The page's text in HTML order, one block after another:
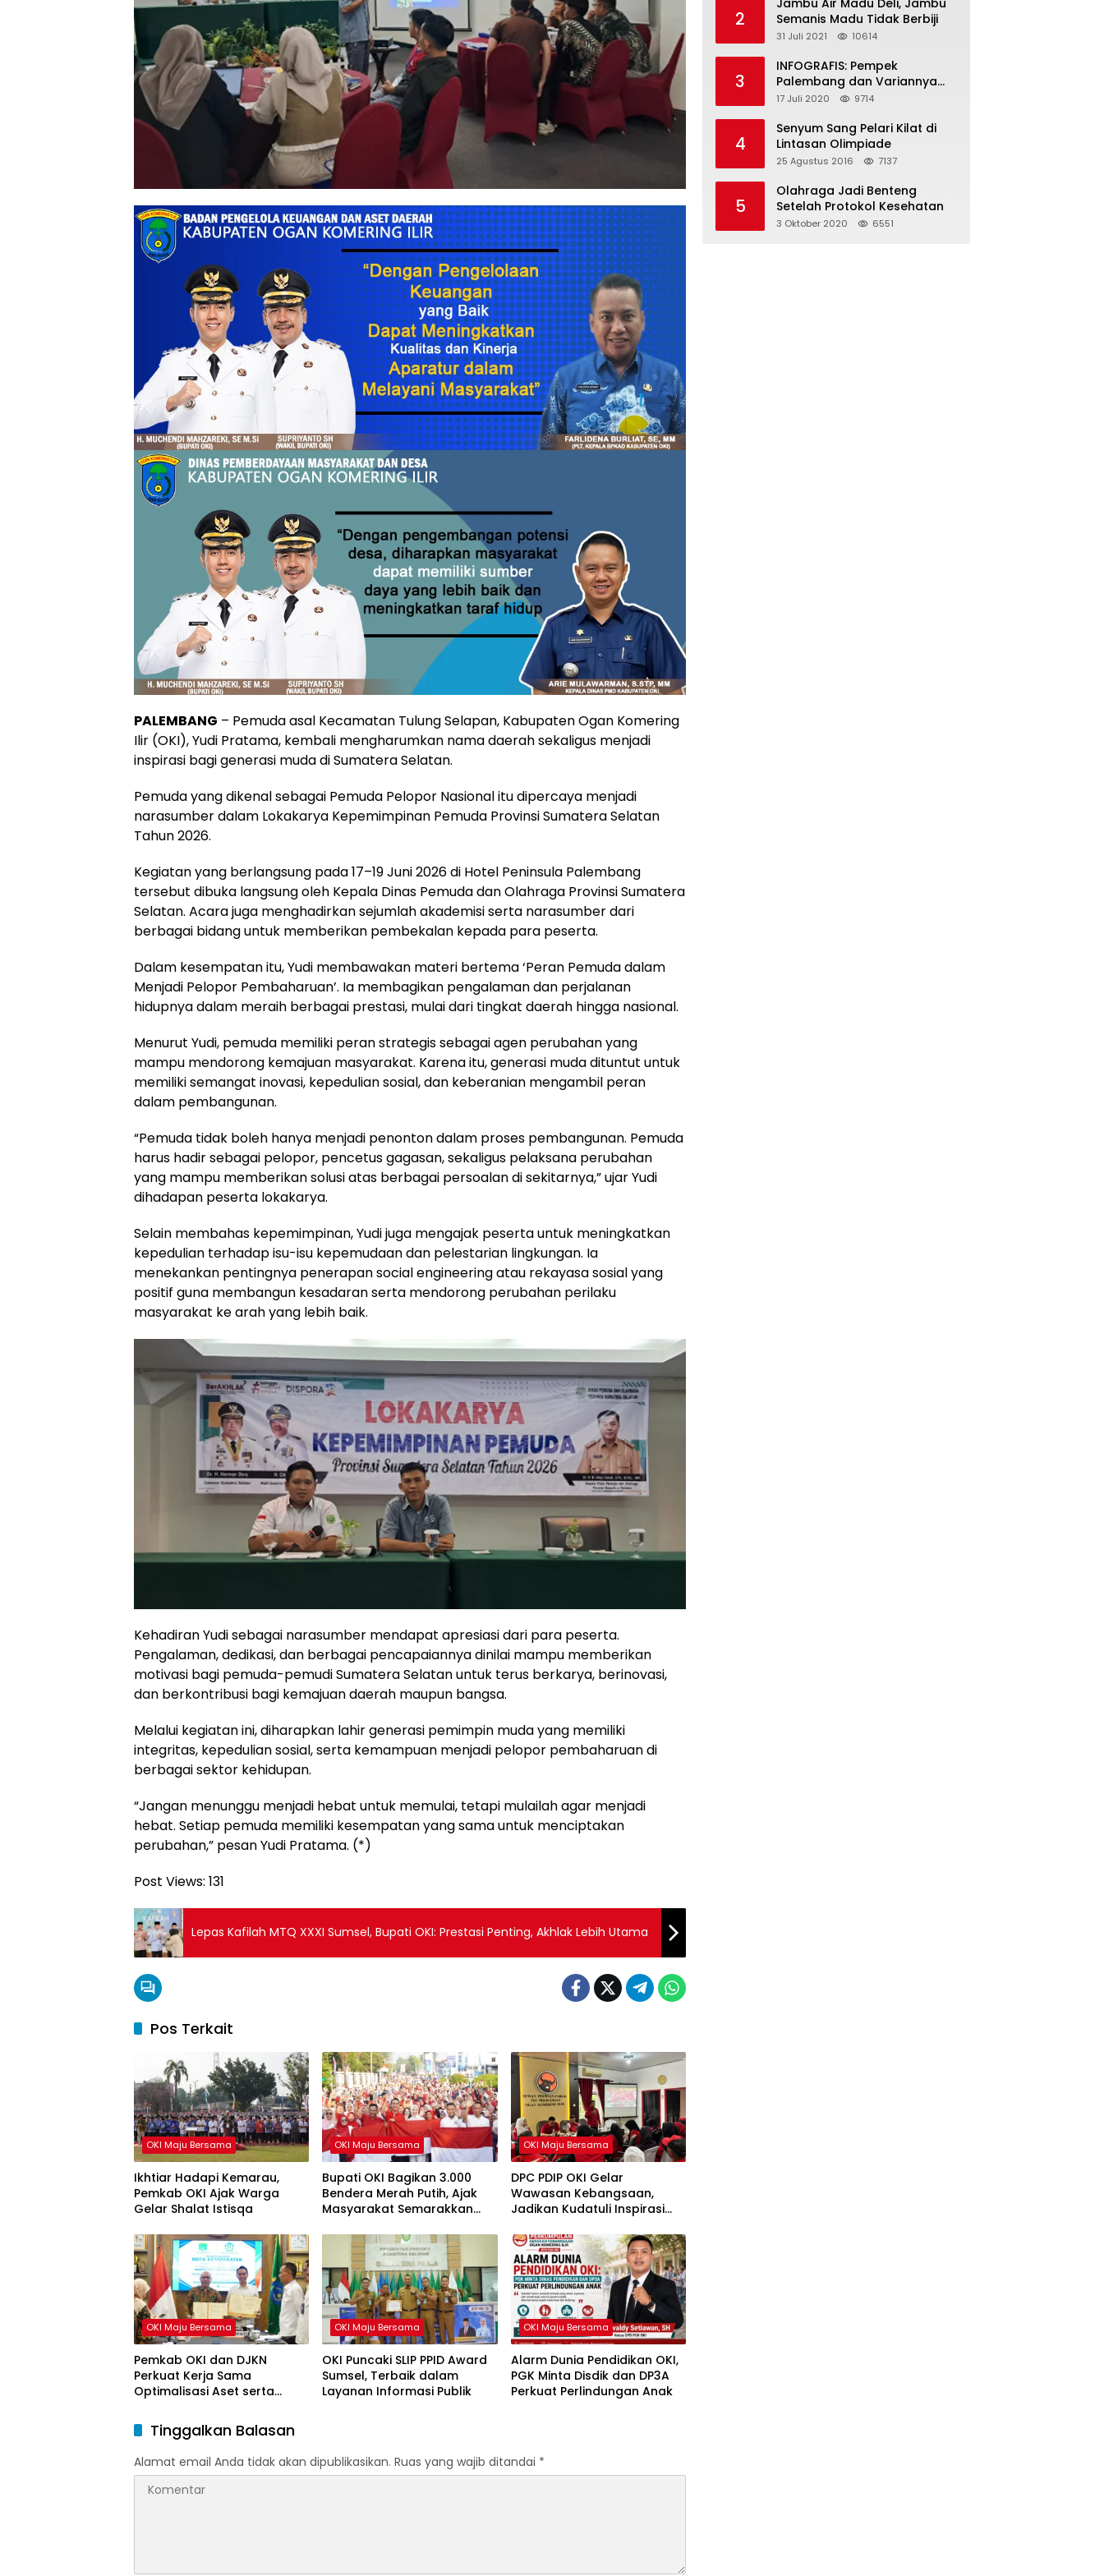
PALEMBANG – Pemuda asal Kecamatan Tulung Selapan, Kabupaten Ogan Komering
Ilir (OKI), Yudi Pratama, kembali mengharumkan nama daerah sekaligus menjadi
inspirasi bagi generasi muda di Sumatera Selatan.
Pemuda yang dikenal sebagai Pemuda Pelopor Nasional itu dipercaya menjadi
narasumber dalam Lokakarya Kepemimpinan Pemuda Provinsi Sumatera Selatan
Tahun 2026.
Kegiatan yang berlangsung pada 17–19 Juni 2026 di Hotel Peninsula Palembang
tersebut dibuka langsung oleh Kepala Dinas Pemuda dan Olahraga Provinsi Sumatera
Selatan. Acara juga menghadirkan sejumlah akademisi serta narasumber dari
berbagai bidang untuk memberikan pembekalan kepada para peserta.
Dalam kesempatan itu, Yudi membawakan materi bertema ‘Peran Pemuda dalam
Menjadi Pelopor Pembaharuan’. Ia membagikan pengalaman dan perjalanan
hidupnya dalam meraih berbagai prestasi, mulai dari tingkat daerah hingga nasional.
Menurut Yudi, pemuda memiliki peran strategis sebagai agen perubahan yang
mampu mendorong kemajuan masyarakat. Karena itu, generasi muda dituntut untuk
memiliki semangat inovasi, kepedulian sosial, dan keberanian mengambil peran
dalam pembangunan.
“Pemuda tidak boleh hanya menjadi penonton dalam proses pembangunan. Pemuda
harus hadir sebagai pelopor, pencetus gagasan, sekaligus pelaksana perubahan
yang mampu memberikan solusi atas berbagai persoalan di sekitarnya,” ujar Yudi
dihadapan peserta lokakarya.
Selain membahas kepemimpinan, Yudi juga mengajak peserta untuk meningkatkan
kepedulian terhadap isu-isu kepemudaan dan pelestarian lingkungan. Ia
menekankan pentingnya penerapan social engineering atau rekayasa sosial yang
positif guna membangun kesadaran serta mendorong perubahan perilaku
masyarakat ke arah yang lebih baik.
Kehadiran Yudi sebagai narasumber mendapat apresiasi dari para peserta.
Pengalaman, dedikasi, dan berbagai pencapaiannya dinilai mampu memberikan
motivasi bagi pemuda-pemudi Sumatera Selatan untuk terus berkarya, berinovasi,
dan berkontribusi bagi kemajuan daerah maupun bangsa.
Melalui kegiatan ini, diharapkan lahir generasi pemimpin muda yang memiliki
integritas, kepedulian sosial, serta kemampuan menjadi pelopor pembaharuan di
berbagai sektor kehidupan.
“Jangan menunggu menjadi hebat untuk memulai, tetapi mulailah agar menjadi
hebat. Setiap pemuda memiliki kesempatan yang sama untuk menciptakan
perubahan,” pesan Yudi Pratama. (*)
Post Views: 131
Lepas Kafilah MTQ XXXI Sumsel, Bupati OKI: Prestasi Penting, Akhlak Lebih Utama
Pos Terkait
OKI Maju Bersama
Ikhtiar Hadapi Kemarau,
Pemkab OKI Ajak Warga
Gelar Shalat Istisqa
OKI Maju Bersama
Bupati OKI Bagikan 3.000
Bendera Merah Putih, Ajak
Masyarakat Semarakkan
OKI Maju Bersama
DPC PDIP OKI Gelar
Wawasan Kebangsaan,
Jadikan Kudatuli Inspirasi
OKI Maju Bersama
Pemkab OKI dan DJKN
Perkuat Kerja Sama
Optimalisasi Aset serta
OKI Maju Bersama
OKI Puncaki SLIP PPID Award
Sumsel, Terbaik dalam
Layanan Informasi Publik
OKI Maju Bersama
Alarm Dunia Pendidikan OKI,
PGK Minta Disdik dan DP3A
Perkuat Perlindungan Anak
Tinggalkan Balasan
Alamat email Anda tidak akan dipublikasikan. Ruas yang wajib ditandai *
2
Jambu Air Madu Deli, Jambu
Semanis Madu Tidak Berbiji
31 Juli 2021 10614
3
INFOGRAFIS: Pempek
Palembang dan Variannya
yang Melegenda
17 Juli 2020 9714
4
Senyum Sang Pelari Kilat di
Lintasan Olimpiade
25 Agustus 2016 7137
5
Olahraga Jadi Benteng
Setelah Protokol Kesehatan
3 Oktober 2020 6551